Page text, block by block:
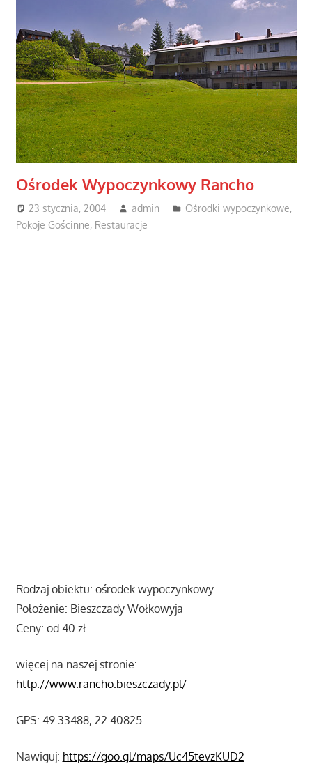
Ośrodek Wypoczynkowy Rancho
23 stycznia, 2004 admin Ośrodki wypoczynkowe,
Pokoje Gościnne, Restauracje
Rodzaj obiektu: ośrodek wypoczynkowy
Położenie: Bieszczady Wołkowyja
Ceny: od 40 zł
więcej na naszej stronie:
http://www.rancho.bieszczady.pl/
GPS: 49.33488, 22.40825
Nawiguj: https://goo.gl/maps/Uc45tevzKUD2